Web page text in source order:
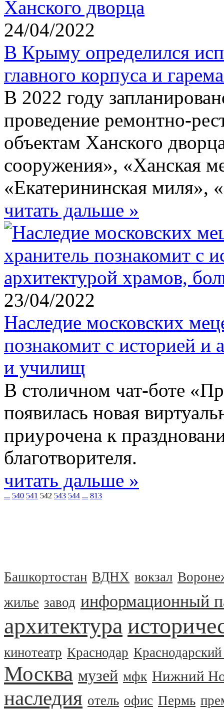
24/04/2022
В Крыму определился
главного корпуса и
В 2022 году
проведение ремонтно-
объектам Ханского
сооружения», «Ханская
«Екатерининская миля»,
читать дальше »
23/04/2022
Наследие московских
познакомит с историей и
и училищ
В столичном чат-боте
появилась новая
приурочена к
благотворителя.
читать дальше »
... 540 541 542 543 544 ... 813
Башкортостан ВДНХ вокзал
жилье завод информационный
архитектура
кинотеатр Краснодар
Москва музей мфк Нижний
наследия отель офис Пермь